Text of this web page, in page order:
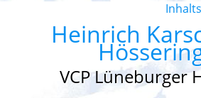
Heinrich
VCP Lüneburger